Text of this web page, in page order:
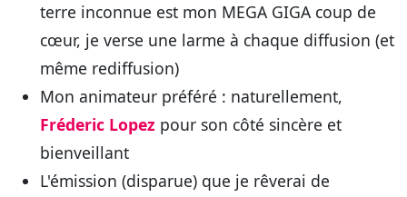
terre inconnue est mon MEGA GIGA coup de
cœur, je verse une larme à chaque diffusion (et
même rediffusion)
Mon animateur préféré : naturellement,
Fréderic Lopez pour son côté sincère et
bienveillant
L'émission (disparue) que je rêverai de